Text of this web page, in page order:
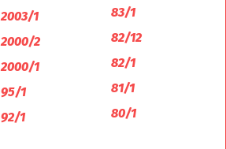
2003/1
2000/2
2000/1
95/1
92/1
83/1
82/12
82/1
81/1
80/1